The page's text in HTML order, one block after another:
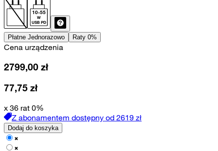
10-55
W
USB PD
Płatne Jednorazowo Raty 0%
Cena urządzenia
2799,00 zł
77,75 zł
x 36 rat 0%
Z abonamentem dostępny od 2619 zł
Dodaj do koszyka